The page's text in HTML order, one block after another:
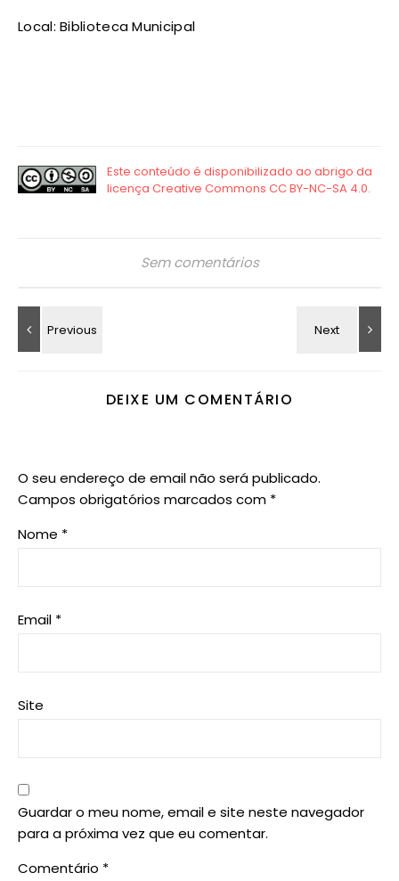
Local: Biblioteca Municipal
Sem comentários
DEIXE UM COMENTÁRIO
O seu endereço de email não será publicado.
Campos obrigatórios marcados com *
Nome *
Email *
Site
Guardar o meu nome, email e site neste navegador
para a próxima vez que eu comentar.
Comentário *